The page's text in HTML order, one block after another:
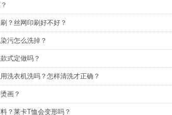
？丝网印刷好不好？
污怎么洗掉？
式定做吗？
洗衣机洗吗？怎样清洗才正确？
画？
？莱卡T恤会变形吗？